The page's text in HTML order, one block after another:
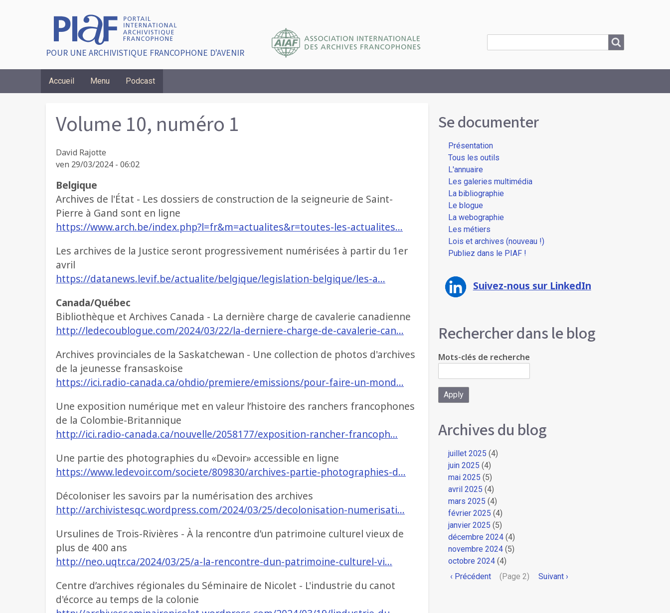
POUR UNE ARCHIVISTIQUE FRANCOPHONE D'AVENIR Search
Accueil Menu Podcast
Volume 10, numéro 1
David Rajotte
ven 29/03/2024 - 06:02
Belgique
Archives de l'État - Les dossiers de construction de la seigneurie de Saint-
Pierre à Gand sont en ligne
https://www.arch.be/index.php?l=fr&m=actualites&r=toutes-les-actualites…
Les archives de la Justice seront progressivement numérisées à partir du 1er
avril
https://datanews.levif.be/actualite/belgique/legislation-belgique/les-a…
Canada/Québec
Bibliothèque et Archives Canada - La dernière charge de cavalerie canadienne
http://ledecoublogue.com/2024/03/22/la-derniere-charge-de-cavalerie-can…
Archives provinciales de la Saskatchewan - Une collection de photos d'archives
de la jeunesse fransaskoise
https://ici.radio-canada.ca/ohdio/premiere/emissions/pour-faire-un-mond…
Une exposition numérique met en valeur l’histoire des ranchers francophones
de la Colombie-Britannique
http://ici.radio-canada.ca/nouvelle/2058177/exposition-rancher-francoph…
Une partie des photographies du «Devoir» accessible en ligne
https://www.ledevoir.com/societe/809830/archives-partie-photographies-d…
Décoloniser les savoirs par la numérisation des archives
http://archivistesqc.wordpress.com/2024/03/25/decolonisation-numerisati…
Ursulines de Trois-Rivières - À la rencontre d’un patrimoine culturel vieux de
plus de 400 ans
http://neo.uqtr.ca/2024/03/25/a-la-rencontre-dun-patrimoine-culturel-vi…
Centre d’archives régionales du Séminaire de Nicolet - L'industrie du canot
d'écorce au temps de la colonie
Se documenter
Présentation
Tous les outils
L'annuaire
Les galeries multimédia
La bibliographie
Le blogue
La webographie
Les métiers
Lois et archives (nouveau !)
Publiez dans le PIAF !
Suivez-nous sur LinkedIn
Rechercher dans le blog
Mots-clés de recherche
Archives du blog
juillet 2025 (4)
juin 2025 (4)
mai 2025 (5)
avril 2025 (4)
mars 2025 (4)
février 2025 (4)
janvier 2025 (5)
décembre 2024(4)
novembre 2024(5)
octobre 2024(4)
Pagination
Page
‹ Précédent (Page 2)
Page
Suivant ›